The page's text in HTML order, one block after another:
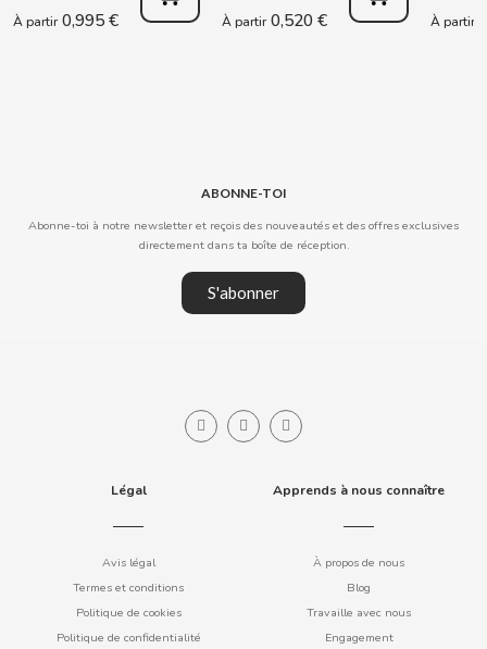
DON SIMON
DR PEPPER
À partir0,995 € À partir0,520 € À partir
ABONNE-TOI
Abonne-toi à notre newsletter et reçois des nouveautés et des offres exclusives
directement dans ta boîte de réception.
S'abonner
Légal
Avis légal
Termes et conditions
Politique de cookies
Politique de confidentialité
Apprends à nous connaître
À propos de nous
Blog
Travaille avec nous
Engagement